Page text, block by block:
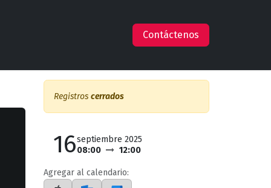
Claude en AWSContáctenos
Registros cerrados
16septiembre 2025
08:00
12:00
Agregar al calendario: